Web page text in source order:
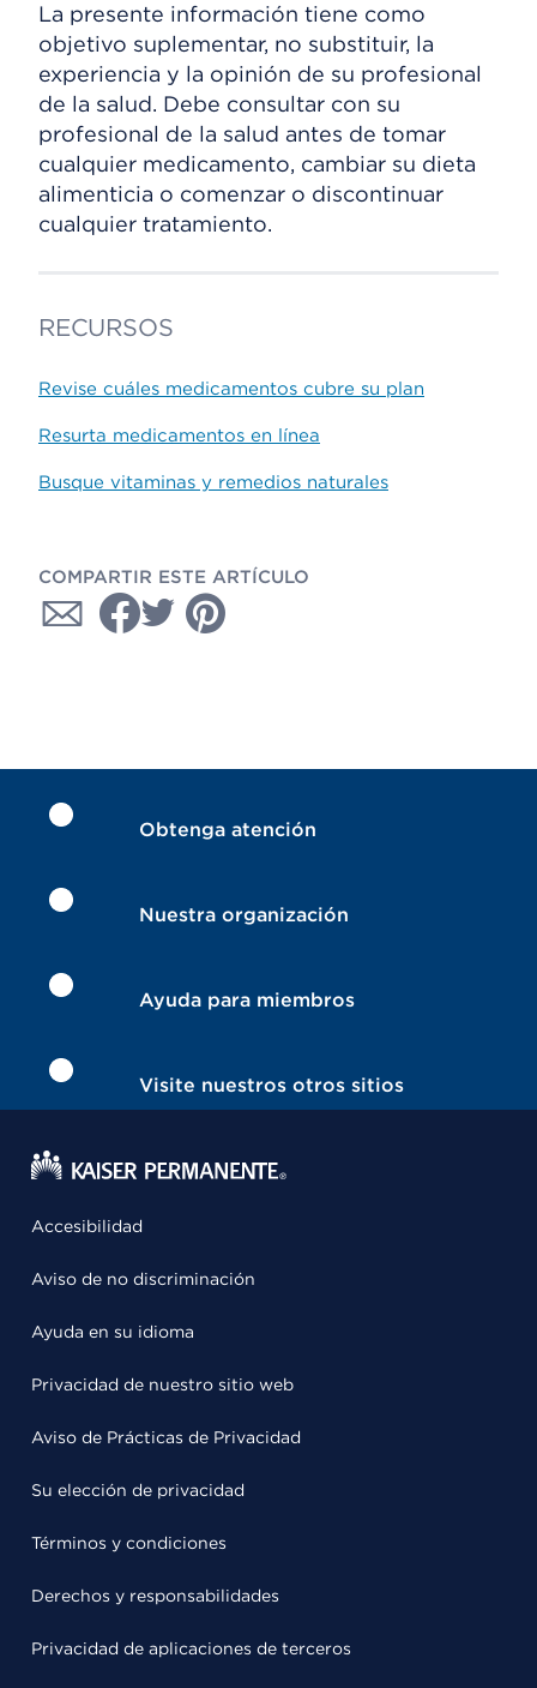
La presente información tiene como
objetivo suplementar, no substituir, la
experiencia y la opinión de su profesional
de la salud. Debe consultar con su
profesional de la salud antes de tomar
cualquier medicamento, cambiar su dieta
alimenticia o comenzar o discontinuar
cualquier tratamiento.
RECURSOS
Revise cuáles medicamentos cubre su plan
Resurta medicamentos en línea
Busque vitaminas y remedios naturales
COMPARTIR ESTE ARTÍCULO
Obtenga atención
Nuestra organización
Ayuda para miembros
Visite nuestros otros sitios
Accesibilidad
Aviso de no discriminación
Ayuda en su idioma
Privacidad de nuestro sitio web
Aviso de Prácticas de Privacidad
Su elección de privacidad
Términos y condiciones
Derechos y responsabilidades
Privacidad de aplicaciones de terceros